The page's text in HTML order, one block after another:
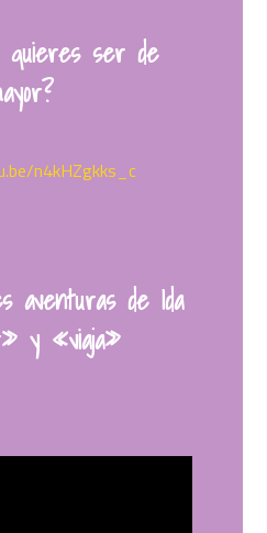
quieres ser de
n4kHZgkks_c
aventuras de Ida
y «viaja»